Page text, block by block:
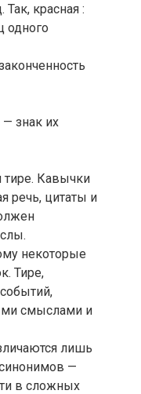
красная :
одного
знак их
тире. Кавычки
речь, цитаты и
некоторые
Тире,
смыслами и
лишь
—
в сложных